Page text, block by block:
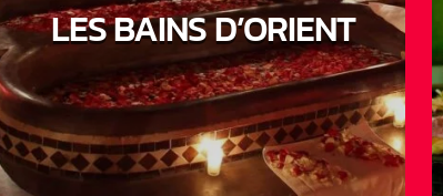
LES BAINS D’ORIENT